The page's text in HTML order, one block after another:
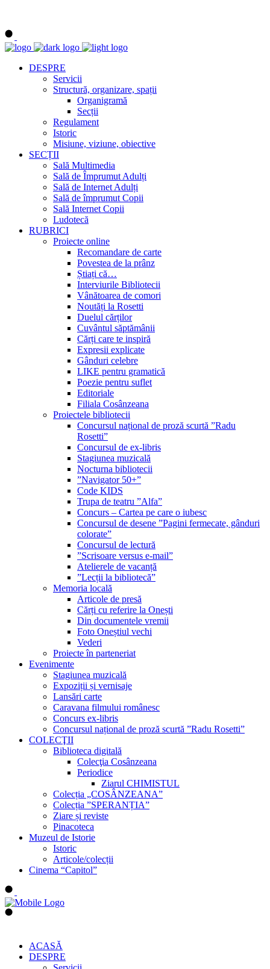
DESPRE
Servicii
Structură, organizare, spații
Organigramă
Secții
Regulament
Istoric
Misiune, viziune, obiective
SECȚII
Sală Multimedia
Sală de Împrumut Adulți
Sală de Internet Adulți
Sală de împrumut Copii
Sală Internet Copii
Ludotecă
RUBRICI
Proiecte online
Recomandare de carte
Povestea de la prânz
Știați că…
Interviurile Bibliotecii
Vânătoarea de comori
Noutăți la Rosetti
Duelul cărților
Cuvântul săptămânii
Cărți care te inspiră
Expresii explicate
Gânduri celebre
LIKE pentru gramatică
Poezie pentru suflet
Editoriale
Filiala Cosânzeana
Proiectele bibliotecii
Concursul național de proză scurtă ”Radu
Rosetti”
Concursul de ex-libris
Stagiunea muzicală
Nocturna bibliotecii
”Navigator 50+”
Code KIDS
Trupa de teatru ”Alfa”
Concurs – Cartea pe care o iubesc
Concursul de desene ”Pagini fermecate, gânduri
colorate”
Concursul de lectură
”Scrisoare versus e-mail”
Atelierele de vacanță
”Lecții la bibliotecă”
Memoria locală
Articole de presă
Cărți cu referire la Onești
Din documentele vremii
Foto Oneștiul vechi
Vederi
Proiecte în parteneriat
Evenimente
Stagiunea muzicală
Expoziții și vernisaje
Lansări carte
Caravana filmului românesc
Concurs ex-libris
Concursul național de proză scurtă ”Radu Rosetti”
COLECŢII
Biblioteca digitală
Colecţia Cosânzeana
Periodice
Ziarul CHIMISTUL
Colecția „COSÂNZEANA”
Colecția ”SPERANȚIA”
Ziare și reviste
Pinacoteca
Muzeul de Istorie
Istoric
Articole/colecții
Cinema “Capitol”
ACASĂ
DESPRE